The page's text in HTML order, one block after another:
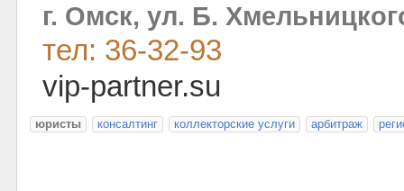
г. Омск, ул. Б.
тел: 36-32-93
vip-partner.su
юристы консалтинг коллекторские услуги арбитраж